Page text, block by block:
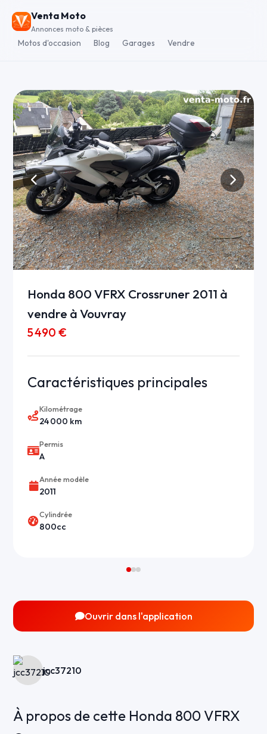
Venta Moto
Annonces moto & pièces
Motos d'occasion Blog Garages Vendre
Honda 800 VFRX Crossruner 2011 à
vendre à Vouvray
5 490 €
Caractéristiques principales
Kilométrage
24 000 km
Permis
A
Année modèle
2011
Cylindrée
800cc
Ouvrir dans l'application
jcc37210
À propos de cette Honda 800 VFRX